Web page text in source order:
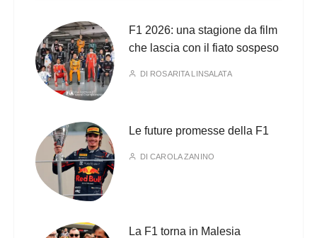
F1 2026: una stagione da film
che lascia con il fiato sospeso
DI ROSARITA LINSALATA
Le future promesse della F1
DICAROLA ZANINO
La F1 torna in Malesia